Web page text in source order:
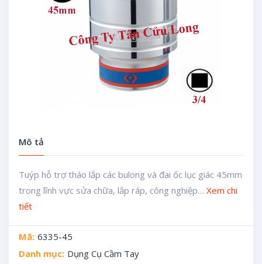
Mô tả
Tuýp hỗ trợ tháo lắp các bulong và đai ốc lục giác 45mm
trong lĩnh vực sửa chữa, lắp ráp, công nghiệp… Xem chi
tiết
Mã: 6335-45
Danh mục: Dụng Cụ Cầm Tay